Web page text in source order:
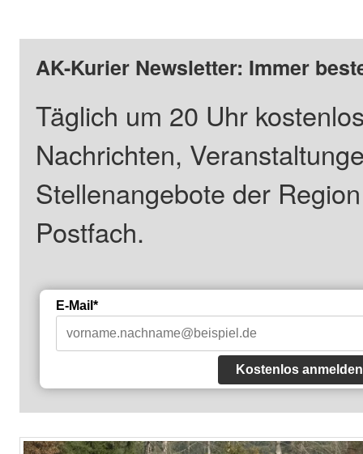
AK-Kurier Newsletter: Immer
Täglich um 20 Uhr
Nachrichten,
Stellenangebote der
Postfach.
E-Mail*
Kostenlos anmelden